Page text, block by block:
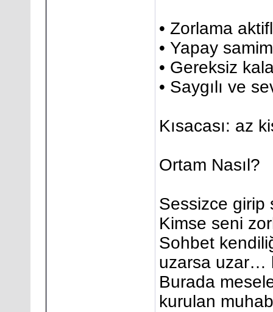
• Zorlama
• Yapay
• Gereksiz
• Saygılı ve
Kısacası: az
Ortam Nasıl?
Sessizce girip
Kimse seni
Sohbet
uzarsa uzar…
Burada
kurulan